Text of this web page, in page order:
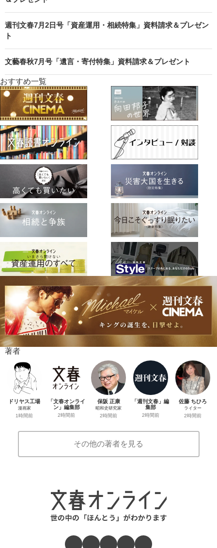
週刊文春7月2日号「資産運用・相続特集」資料請求＆プレゼン
ト
文藝春秋7月号「遺言・寄付特集」資料請求＆プレゼント
おすすめ一覧
著者
ドリヤス工場
漫画家
1時間前
「文春オンライ
ン」編集部
2時間前
保阪 正康
昭和史研究家
2時間前
「週刊文春」編
集部
2時間前
佐藤 ちひろ
ライター
2時間前
その他の著者を見る